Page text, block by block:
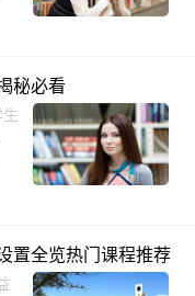
秘必看
置全览热门课程推荐